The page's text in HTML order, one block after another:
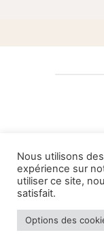
À
© L'assurance en
Nous utilisons
expérience sur
utiliser ce site,
satisfait.
Options des